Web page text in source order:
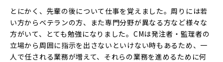
とにかく、先輩の後について仕事を覚えました。周りには若
い方からベテランの方、また専門分野が異なる方など様々な
方がいて、とても勉強になりました。CMは発注者・監理者の
立場から周囲に指示を出さないといけない時もあるため、一
人で任される業務が増えて、それらの業務を進めるために何